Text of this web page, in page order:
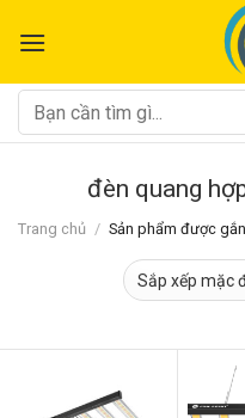
đến
dung
Tìm
kiếm:
đèn quang
Trang chủ / Sản phẩm được